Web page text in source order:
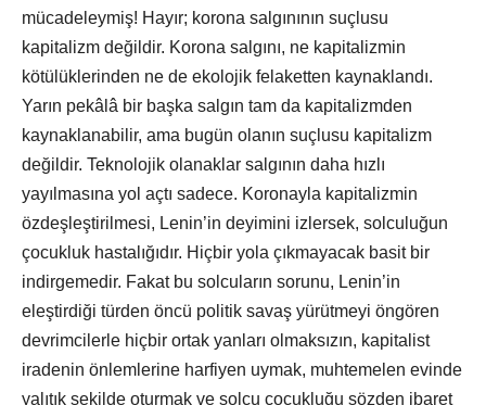
mücadeleymiş! Hayır; korona salgınının suçlusu
kapitalizm değildir. Korona salgını, ne kapitalizmin
kötülüklerinden ne de ekolojik felaketten kaynaklandı.
Yarın pekâlâ bir başka salgın tam da kapitalizmden
kaynaklanabilir, ama bugün olanın suçlusu kapitalizm
değildir. Teknolojik olanaklar salgının daha hızlı
yayılmasına yol açtı sadece. Koronayla kapitalizmin
özdeşleştirilmesi, Lenin’in deyimini izlersek, solculuğun
çocukluk hastalığıdır. Hiçbir yola çıkmayacak basit bir
indirgemedir. Fakat bu solcuların sorunu, Lenin’in
eleştirdiği türden öncü politik savaş yürütmeyi öngören
devrimcilerle hiçbir ortak yanları olmaksızın, kapitalist
iradenin önlemlerine harfiyen uymak, muhtemelen evinde
yalıtık şekilde oturmak ve solcu çocukluğu sözden ibaret